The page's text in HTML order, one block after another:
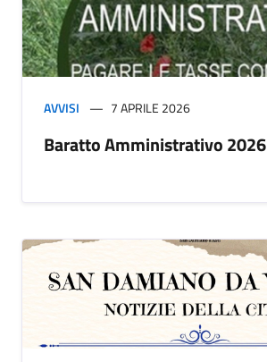
AVVISI 7 APRILE 2026
Baratto Amministrativo 2026